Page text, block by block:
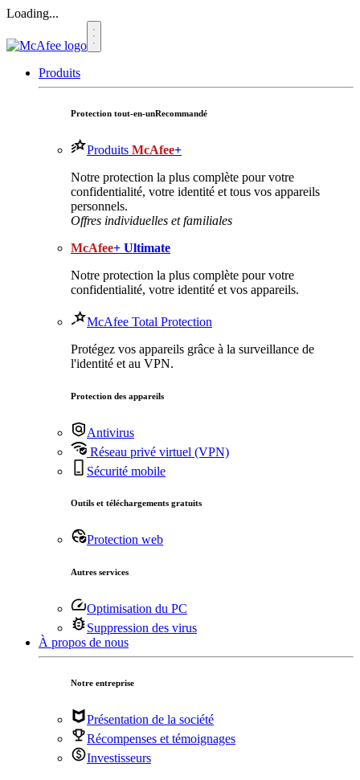
Loading...
Produits
Protection tout-en-unRecommandé
Produits McAfee+
Notre protection la plus complète pour votre
confidentialité, votre identité et tous vos appareils
personnels.​
Offres individuelles et familiales
McAfee+ Ultimate
Notre protection la plus complète pour votre
confidentialité, votre identité et vos appareils.
McAfee Total Protection
Protégez vos appareils grâce à la surveillance de
l'identité et au VPN.
Protection des appareils
Antivirus
Réseau privé virtuel (VPN)
Sécurité mobile
Outils et téléchargements gratuits
Protection web
Autres services
Optimisation du PC
Suppression des virus
À propos de nous
Notre entreprise
Présentation de la société
Récompenses et témoignages
Investisseurs